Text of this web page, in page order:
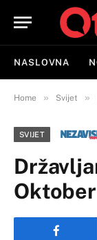
NASLOVNA
Home » Svijet »
SVIJET